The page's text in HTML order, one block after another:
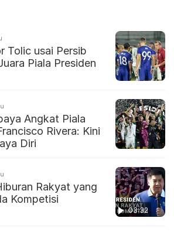
Tolic usai Persib
Piala Presiden
Angkat Piala
Rivera: Kini
Diri
03:32
Rakyat yang
Kompetisi